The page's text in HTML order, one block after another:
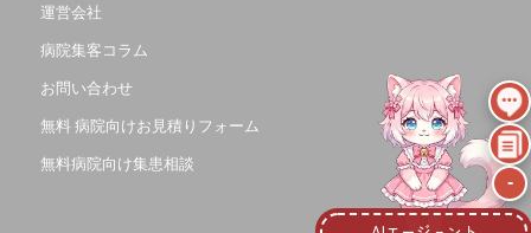
運営会社
病院集客コラム
お問い合わせ
無料 病院向けお見積りフォーム
無料病院向け集患相談
-